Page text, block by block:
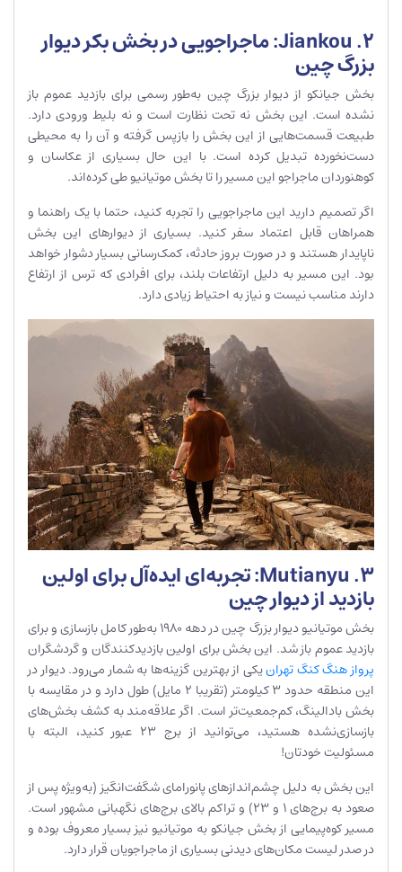
2. Jiankou: ماجراجویی در بخش بکر دیوار
بزرگ چین
بخش جیانکو از دیوار بزرگ چین به‌طور رسمی برای بازدید عموم باز
نشده است. این بخش نه تحت نظارت است و نه بلیط ورودی دارد.
طبیعت قسمت‌هایی از این بخش را بازپس گرفته و آن را به محیطی
دست‌نخورده تبدیل کرده است. با این حال بسیاری از عکاسان و
کوهنوردان ماجراجو این مسیر را تا بخش موتیانیو طی کرده‌اند.
اگر تصمیم دارید این ماجراجویی را تجربه کنید، حتما با یک راهنما و
همراهان قابل اعتماد سفر کنید. بسیاری از دیوارهای این بخش
ناپایدار هستند و در صورت بروز حادثه، کمک‌رسانی بسیار دشوار خواهد
بود. این مسیر به دلیل ارتفاعات بلند، برای افرادی که ترس از ارتفاع
دارند مناسب نیست و نیاز به احتیاط زیادی دارد.
3. Mutianyu: تجربه‌ای ایده‌آل برای اولین
بازدید از دیوار چین
بخش موتیانیو دیوار بزرگ چین در دهه ۱۹۸۰ به‌طور کامل بازسازی و برای
بازدید عموم باز شد. این بخش برای اولین بازدیدکنندگان و گردشگران
پرواز هنگ کنگ تهرانیکی از بهترین گزینه‌ها به شمار می‌رود. دیوار در
این منطقه حدود ۳ کیلومتر (تقریبا ۲ مایل) طول دارد و در مقایسه با
بخش بادالینگ، کم‌جمعیت‌تر است. اگر علاقه‌مند به کشف بخش‌های
بازسازی‌نشده هستید، می‌توانید از برج ۲۳ عبور کنید، البته با
مسئولیت خودتان!
این بخش به دلیل چشم‌اندازهای پانورامای شگفت‌انگیز (به‌ویژه پس از
صعود به برج‌های ۱ و ۲۳) و تراکم بالای برج‌های نگهبانی مشهور است.
مسیر کوه‌پیمایی از بخش جیانکو به موتیانیو نیز بسیار معروف بوده و
در صدر لیست مکان‌های دیدنی بسیاری از ماجراجویان قرار دارد.